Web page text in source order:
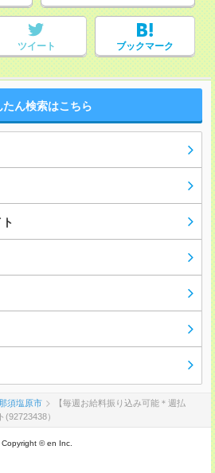
ツイート ブックマーク
たん検索はこちら
須塩原市
【毎週お給料振り込み可能＊週払
）
Copyright © en Inc.